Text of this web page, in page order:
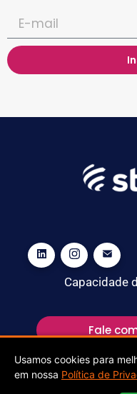
Capacidade
Fale
Usamos cookies para
em nossa Política de